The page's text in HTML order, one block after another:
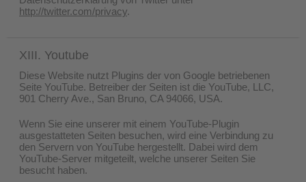
http://twitter.com/privacy.
XIII. Youtube
Diese Website nutzt Plugins der von Google betriebenen
Seite YouTube. Betreiber der Seiten ist die YouTube, LLC,
901 Cherry Ave., San Bruno, CA 94066, USA.
Wenn Sie eine unserer mit einem YouTube-Plugin
ausgestatteten Seiten besuchen, wird eine Verbindung zu
den Servern von YouTube hergestellt. Dabei wird dem
YouTube-Server mitgeteilt, welche unserer Seiten Sie
besucht haben.